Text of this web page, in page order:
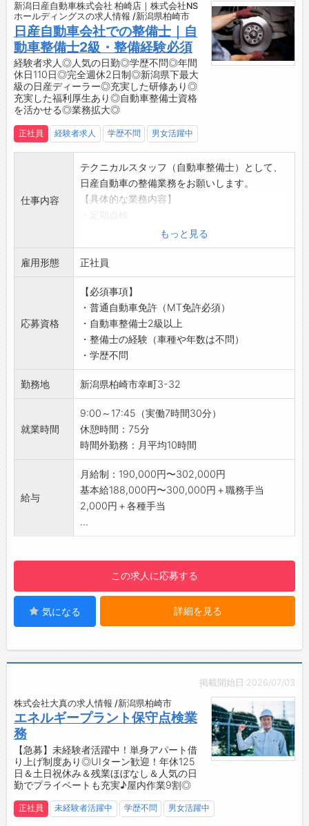
■派遣教育
・全国から日産販売会社のスタッフが日産ビジ
ネスカレッジ（研修センター）に集まり、ビジ
ネススキルの基礎を学びます。
【職場の雰囲気】
・優しい方や面白い方が多く、楽しく仕事を続
けられる環境です♪
・切磋琢磨しながら成長できる環境を整えてい
ます◎
【職場の社風】
■合言葉「Heart to Heart」！
・お客様から選ばれる企業、店、人財になろう
と、お客様との心の繋がりを大切に信頼関係を
■店舗名「は～とぴあ」に込められた想い
・ハートフルとユートピアを組み合わせた愛称
です。
実現させたい想いを込めています♪
【働き方に関して】
・自分よりもレベルが高い先輩の仕事ぶりをよ
く観察して真似することが、仕事を覚える初期
段階で重要だと考えています。
・そのステップを経て、オリジナルの発想が沸
【先輩社員の声】
■TS（テクニカルスタッフ）/2007年入社
将来は整備士になりたいと思い、企業説明会に
参加しました。
「楽しそうな職場」「自分の資格を活かして責
任ある仕事ができそう」と思い、新潟日産モー
ターへの入社を決めました。
大会に出場して、新人の部で3位に入賞しまし
入社4年目に、全国日産サービス技術大会に出
場しました。
日産テクニカルアドバイザー資格1級や日産整備
士資格1級などの上級資格も取得しました。
で、大きな自信になると感じています！
／
時代の最先端をリードし、期待を上回るわくわ
く感をお客様にお届けしています♪
車のメンテナンスを通して、新潟の街中を「は
～と」でいっぱいにしていきませんか？
＼
新潟日産自動車株式会社 柏崎店｜株式会社NS
ホールディングスの求人情報 /新潟県柏崎市
日産自動車会社での整備士｜自
動車整備士2級・整備経験必須
経験者求人◎人気の日勤◎学歴不問◎年間
休日110日◎完全週休2日制◎新潟県下最大
級の日産ディーラー◎充実した研修あり◎
充実した福利厚生あり◎自動車整備士資格
を活かせる◎業務拡大◎
正社員 経験者求人 学歴不問 男女活躍中
仕事内容
テクニカルスタッフ（自動車整備士）として、
日産自動車の整備業務をお願いします。
【具体的な業務内容】
・一般整備
・整備結果の説明
・故障診断
・オイル交換
・タイヤ交換
・リコール関係作業
・ナビ取付
【おすすめポイント】
・新潟県下最大級の日産ディーラー！
・業務拡大のため増員募集です！
■テクニカルスタッフ
9:00：朝礼
・売上状況、来店予約状況、各種連絡事項を共
有
・元気に挨拶の練習
↓
↓
10:00：点検・結果説明
・お待ちのお客様へ車の引渡し時間をお伝え、
・お客様へ車の下見せ、結果説明
12:00：昼食
↓
13:00：整備・結果説明
・ベルト、パッドの交換、エンジンの不具合対
応など
◎結果説明の際に、お客様にとって役立つ少し
先の話をするよう心掛けています！
↓
17:45：終礼・帰宅
もっと見る
雇用形態 正社員
応募資格
【必須事項】
・普通自動車免許（MT免許必須）
・自動車整備士2級以上
・整備士の経験（車種や年数は不問）
・学歴不問
勤務地 新潟県柏崎市幸町3-32
就業時間
9:00～17:45（実働7時間30分）
休憩時間：75分
時間外勤務：月平均10時間
給与
月給制：190,000円〜302,000円
基本給188,000円〜300,000円＋職務手当
2,000円＋各種手当
...
この求人に応募する
気になる 詳細を見る
掲載開始日:2026/07/03
株式会社大真の求人情報 /新潟県柏崎市
エネルギープラント保守点検業
務
【急募】未経験者活躍中！単身アパート借
り上げ制度あり◎UIターン歓迎！年休125
日＆土日祝休み＆残業ほぼなし＆人気の日
勤でプライベートも充実♪屋内作業9割◎
正社員 未経験者活躍中 学歴不問 男女活躍中